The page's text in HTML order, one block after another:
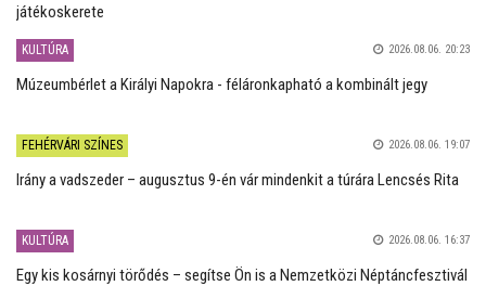
játékoskerete
KULTÚRA 2026.08.06. 20:23
Múzeumbérlet a Királyi Napokra - féláronkapható a kombinált jegy
FEHÉRVÁRI SZÍNES 2026.08.06. 19:07
Irány a vadszeder – augusztus 9-én vár mindenkit a túrára Lencsés Rita
KULTÚRA 2026.08.06. 16:37
Egy kis kosárnyi törődés – segítse Ön is a Nemzetközi Néptáncfesztivál